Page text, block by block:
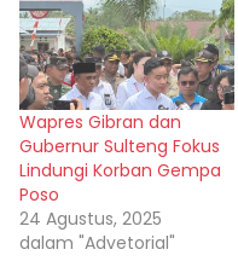
Wapres Gibran dan
Gubernur Sulteng Fokus
Lindungi Korban Gempa
Poso
24 Agustus, 2025
dalam "Advetorial"